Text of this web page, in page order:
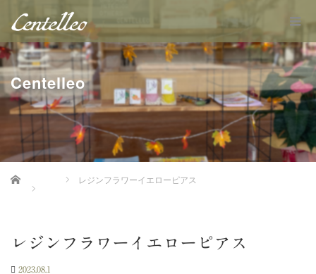
Centelleo
Home レジンフラワーイエローピアス
レジンフラワーイエローピアス
2023.08.1